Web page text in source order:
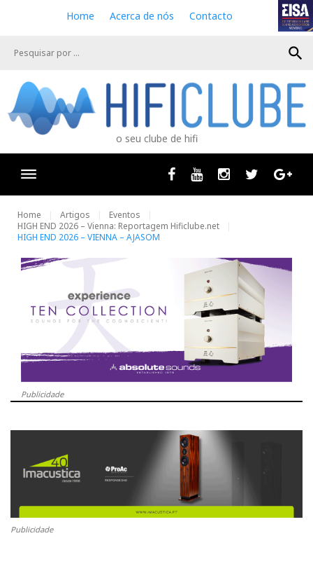
e
Home Acerca de nós Contacto
search
o seu clube de hifi
Facebook
Youtube InstagramTwitter
Home Artigos
Eventos
HIGH END 2026 – Vienna: Reportagem Hificlube.net
HIGH END 2026 – VIENNA – AJASOM
Publicidade
Publicidade